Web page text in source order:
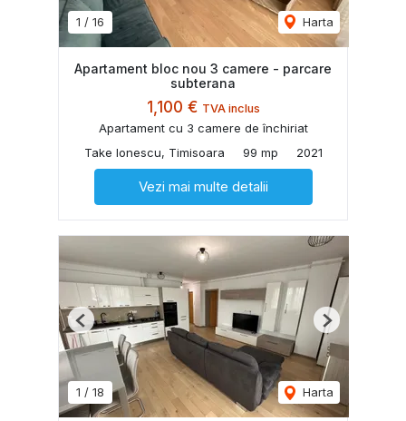
1 / 16 Harta
Apartament bloc nou 3 camere - parcare
subterana
1,100 € TVA inclus
Apartament cu 3 camere de închiriat
Take Ionescu, Timisoara
99 mp 2021
Vezi mai multe detalii
1 / 18 Harta
Previous Next